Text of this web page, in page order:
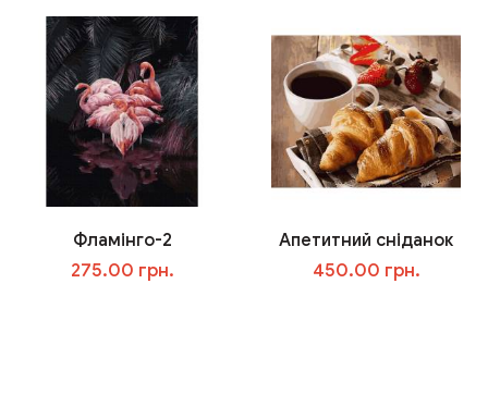
Фламінго-2
275.00 грн.
Апетитний сніданок
450.00 грн.